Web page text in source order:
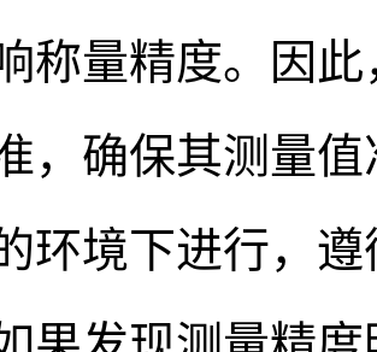
称量精度。因
，确保其测量
环境下进行，